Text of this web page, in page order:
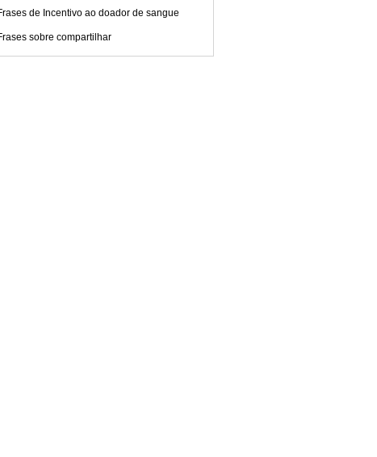
de Incentivo ao doador de sangue
sobre compartilhar